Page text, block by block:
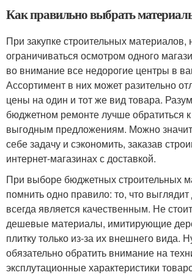
Как правильно выбрать
При закупке строительных материалов,
ограничиваться осмотром одного
во внимание все недорогие центры в
Ассортимент в них может разительно
цены на один и тот же вид товара.
бюджетном ремонте лучше обратиться
выгодным предложениям. Можно
себе задачу и сэкономить, заказав
интернет-магазинах с доставкой.
При выборе бюджетных строительных
помнить одно правило: то, что выглядит
всегда является качественным. Не
дешевые материалы, имитирующие
плитку только из-за их внешнего вида.
обязательно обратить внимание на
эксплутационные характеристики